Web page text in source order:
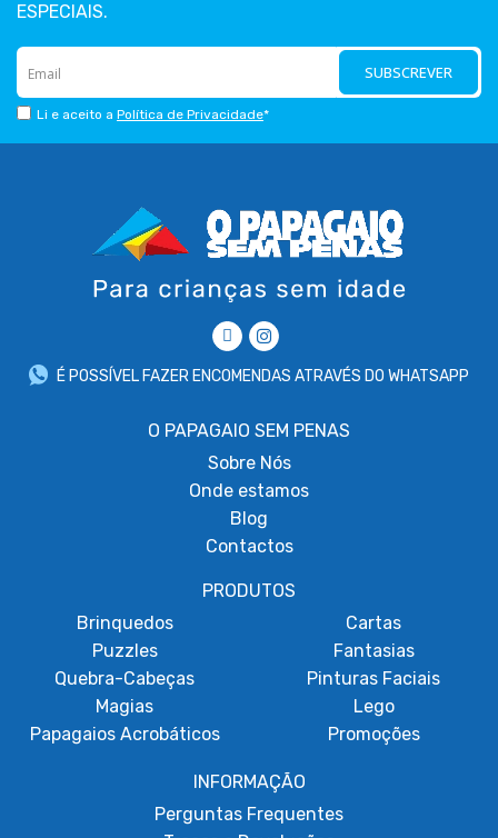
ESPECIAIS.
SUBSCREVER
Li e aceito a Política de Privacidade*
É POSSÍVEL FAZER ENCOMENDAS ATRAVÉS DO WHATSAPP
O PAPAGAIO SEM PENAS
Sobre Nós
Onde estamos
Blog
Contactos
PRODUTOS
Brinquedos
Puzzles
Quebra-Cabeças
Magias
Papagaios Acrobáticos
Cartas
Fantasias
Pinturas Faciais
Lego
Promoções
INFORMAÇÃO
Perguntas Frequentes